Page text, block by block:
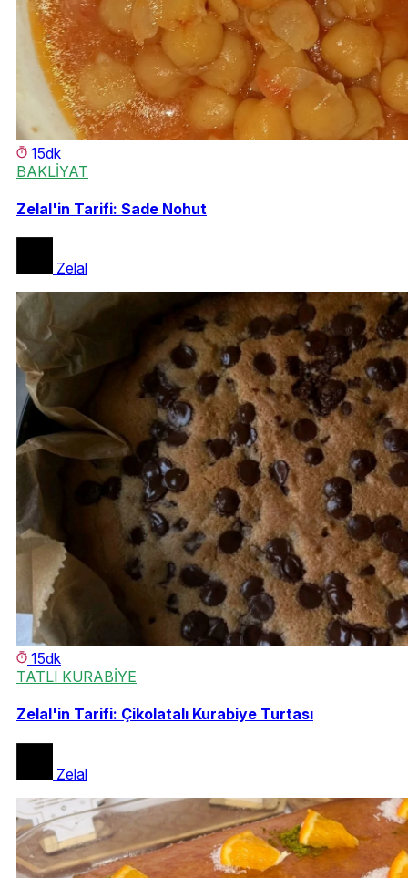
15dk
BAKLİYAT
Zelal'in Tarifi: Sade Nohut
Zelal
15dk
TATLI KURABİYE
Zelal'in Tarifi: Çikolatalı Kurabiye Turtası
Zelal